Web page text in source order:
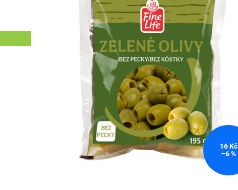
16 Kč
–6 %